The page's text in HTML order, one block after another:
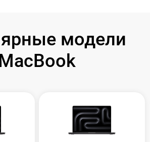
модели